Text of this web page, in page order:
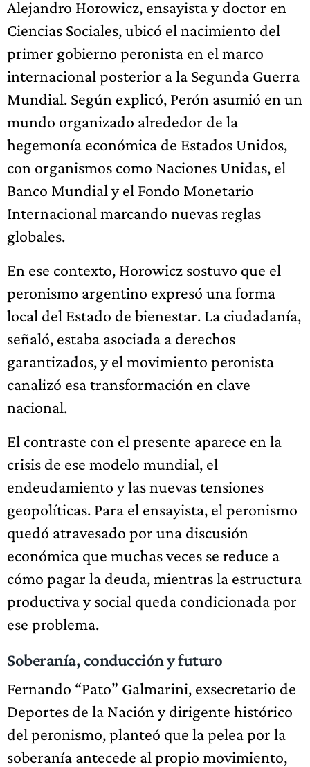
Alejandro Horowicz, ensayista y doctor en
Ciencias Sociales, ubicó el nacimiento del
primer gobierno peronista en el marco
internacional posterior a la Segunda Guerra
Mundial. Según explicó, Perón asumió en un
mundo organizado alrededor de la
hegemonía económica de Estados Unidos,
con organismos como Naciones Unidas, el
Banco Mundial y el Fondo Monetario
Internacional marcando nuevas reglas
globales.
En ese contexto, Horowicz sostuvo que el
peronismo argentino expresó una forma
local del Estado de bienestar. La ciudadanía,
señaló, estaba asociada a derechos
garantizados, y el movimiento peronista
canalizó esa transformación en clave
nacional.
El contraste con el presente aparece en la
crisis de ese modelo mundial, el
endeudamiento y las nuevas tensiones
geopolíticas. Para el ensayista, el peronismo
quedó atravesado por una discusión
económica que muchas veces se reduce a
cómo pagar la deuda, mientras la estructura
productiva y social queda condicionada por
ese problema.
Soberanía, conducción y futuro
Fernando “Pato” Galmarini, exsecretario de
Deportes de la Nación y dirigente histórico
del peronismo, planteó que la pelea por la
soberanía antecede al propio movimiento,